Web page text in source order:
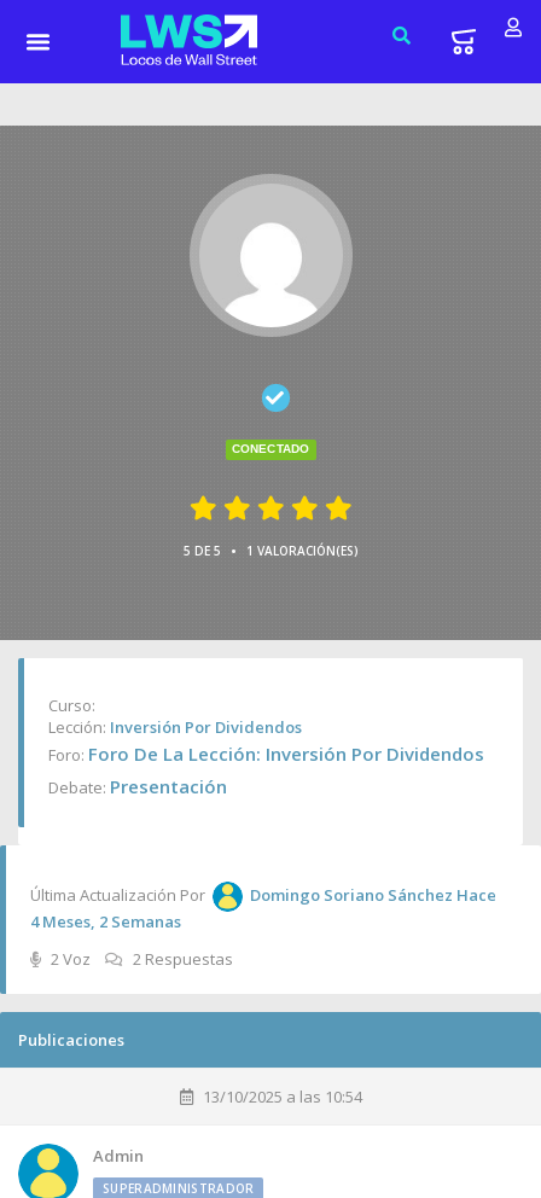
CONECTADO
5 DE 5 • 1 VALORACIÓN(ES)
Curso:
Lección: Inversión Por Dividendos
Foro: Foro De La Lección: Inversión Por Dividendos
Debate: Presentación
Última Actualización Por Domingo Soriano Sánchez Hace
4 Meses, 2 Semanas
2 Voz
2 Respuestas
Publicaciones
13/10/2025 a las 10:54
Admin
SUPERADMINISTRADOR